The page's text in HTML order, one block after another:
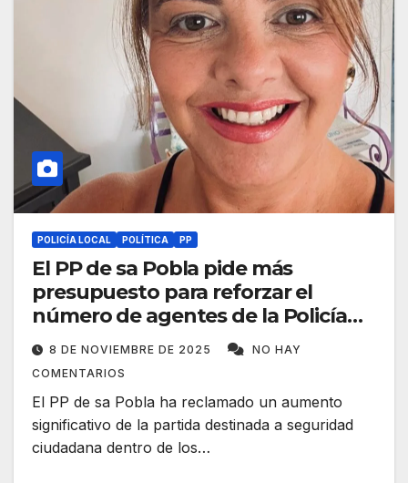
POLICÍA LOCAL POLÍTICA PP
El PP de sa Pobla pide más
presupuesto para reforzar el
número de agentes de la Policía
Local
8 DE NOVIEMBRE DE 2025
NO HAY
COMENTARIOS
El PP de sa Pobla ha reclamado un aumento
significativo de la partida destinada a seguridad
ciudadana dentro de los…